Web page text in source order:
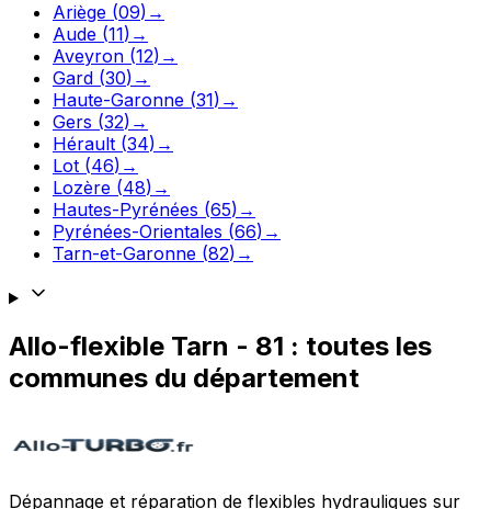
Ariège (09) →
Aude (11) →
Aveyron (12) →
Gard (30) →
Haute-Garonne (31) →
Gers (32) →
Hérault (34) →
Lot (46) →
Lozère (48) →
Hautes-Pyrénées (65) →
Pyrénées-Orientales (66) →
Tarn-et-Garonne (82) →
Allo-flexible Tarn - 81 : toutes les
communes du département
Dépannage et réparation de flexibles hydrauliques sur